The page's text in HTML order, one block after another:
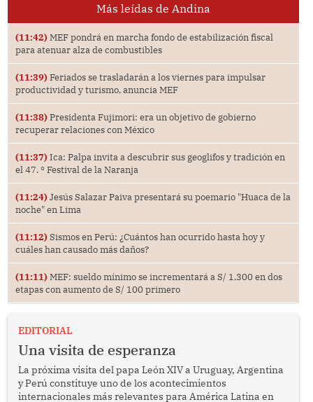
Más leídas de Andina
(11:42) MEF pondrá en marcha fondo de estabilización fiscal
para atenuar alza de combustibles
(11:39) Feriados se trasladarán a los viernes para impulsar
productividad y turismo, anuncia MEF
(11:38) Presidenta Fujimori: era un objetivo de gobierno
recuperar relaciones con México
(11:37) Ica: Palpa invita a descubrir sus geoglifos y tradición en
el 47. ° Festival de la Naranja
(11:24) Jesús Salazar Paiva presentará su poemario "Huaca de la
noche" en Lima
(11:12) Sismos en Perú: ¿Cuántos han ocurrido hasta hoy y
cuáles han causado más daños?
(11:11) MEF: sueldo mínimo se incrementará a S/ 1,300 en dos
etapas con aumento de S/ 100 primero
EDITORIAL
Una visita de esperanza
La próxima visita del papa León XIV a Uruguay, Argentina
y Perú constituye uno de los acontecimientos
internacionales más relevantes para América Latina en